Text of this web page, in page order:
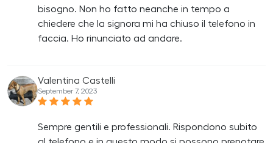
bisogno. Non ho fatto neanche in tempo a
chiedere che la signora mi ha chiuso il telefono in
faccia. Ho rinunciato ad andare.
Valentina Castelli
September 7, 2023
Sempre gentili e professionali. Rispondono subito